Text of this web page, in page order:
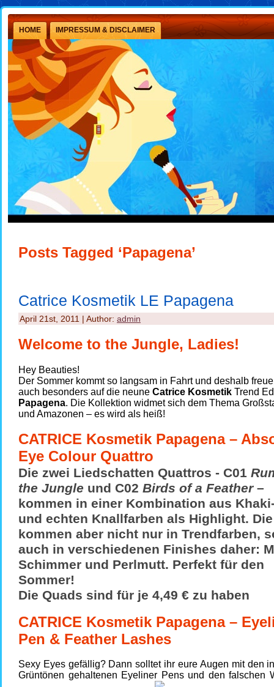
HOME IMPRESSUM & DISCLAIMER
Posts Tagged ‘Papagena’
Catrice Kosmetik LE Papagena
April 21st, 2011 | Author: admin
Welcome to the Jungle, Ladies!
Hey Beauties!
Der Sommer kommt so langsam in Fahrt und deshalb
auch besonders auf die neune Catrice Kosmetik Trend
Papagena. Die Kollektion widmet sich dem Thema
und Amazonen – es wird als heiß!
CATRICE Kosmetik Papagena –
Eye Colour Quattro
Die zwei Liedschatten Quattros - C01
the Jungle und C02 Birds of a Feather–
kommen in einer Kombination aus
und echten Knallfarben als Highlight.
kommen aber nicht nur in Trendfarben,
auch in verschiedenen Finishes daher:
Schimmer und Perlmutt. Perfekt für den
Sommer!
Die Quads sind für je 4,49 € zu haben
CATRICE Kosmetik Papagena –
Pen & Feather Lashes
Sexy Eyes gefällig? Dann solltet ihr eure Augen mit den
Grüntönen gehaltenen Eyeliner Pens und den falschen